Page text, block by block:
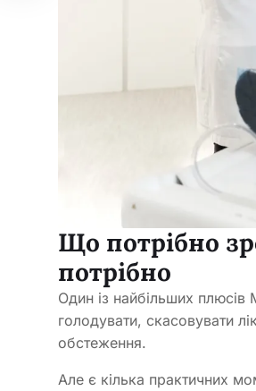
Що потрібно
потрібно
Один із найбільших плюсів
голодувати, скасовувати
обстеження.
Але є кілька практичних